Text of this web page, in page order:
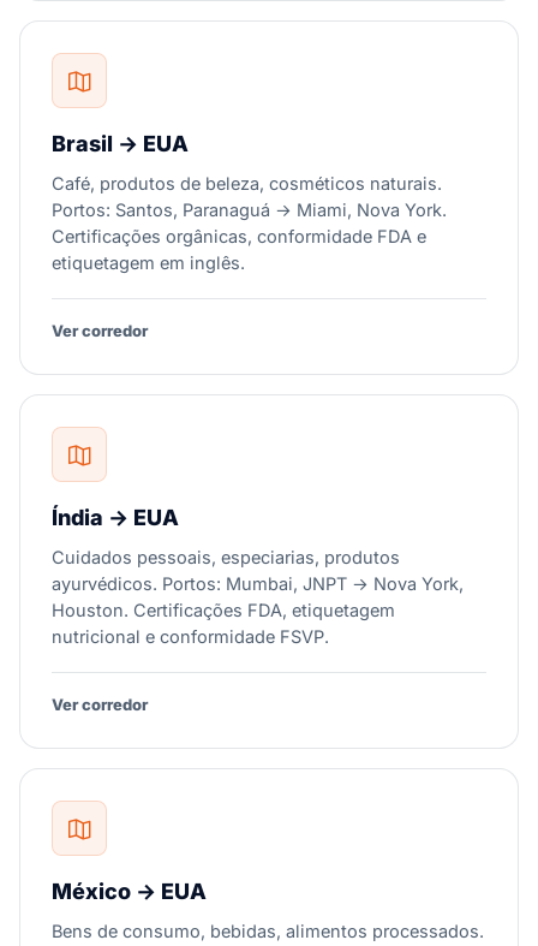
Brasil → EUA
Café, produtos de beleza, cosméticos naturais.
Portos: Santos, Paranaguá → Miami, Nova York.
Certificações orgânicas, conformidade FDA e
etiquetagem em inglês.
Ver corredor
Índia → EUA
Cuidados pessoais, especiarias, produtos
ayurvédicos. Portos: Mumbai, JNPT → Nova York,
Houston. Certificações FDA, etiquetagem
nutricional e conformidade FSVP.
Ver corredor
México → EUA
Bens de consumo, bebidas, alimentos processados.